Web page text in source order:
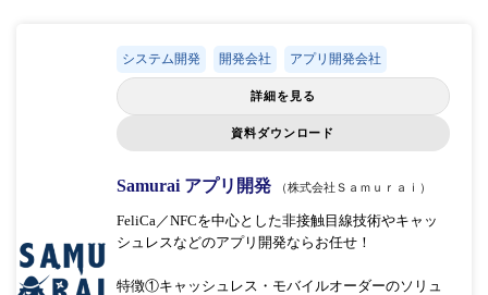
システム開発 開発会社 アプリ開発会社
詳細を見る
資料ダウンロード
Samurai アプリ開発 （株式会社Ｓａｍｕｒａｉ）
FeliCa／NFCを中心とした非接触目線技術やキャッ
シュレスなどのアプリ開発ならお任せ！
特徴①キャッシュレス・モバイルオーダーのソリュ